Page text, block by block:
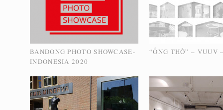
BANDONG PHOTO SHOWCASE-
INDONESIA 2020
“ỐNG THỞ” – VUUV